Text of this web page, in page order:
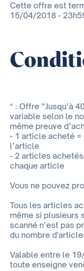
Cette offre est
15/04/2018 -
* : Offre “Jusqu’à
variable selon le
même preuve
- 1 article acheté =
l’article
- 2 articles achetés
chaque article
Vous ne pouvez
Tous les articles
même si plusieurs
scanné n’est pas
du nombre
Valable entre le
toute enseigne